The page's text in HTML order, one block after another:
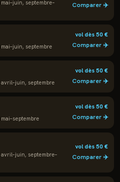
mai–juin, septembre–
Comparer ✈️
mai–juin, septembre
vol dès50€
Comparer ✈️
avril–juin, septembre
vol dès50€
Comparer ✈️
mai–septembre
vol dès50€
Comparer ✈️
avril–juin, septembre–
vol dès50€
Comparer ✈️